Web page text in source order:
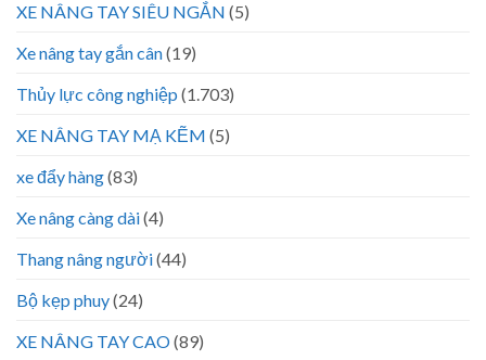
XE NÂNG TAY SIÊU NGẮN (5)
Xe nâng tay gắn cân(19)
Thủy lực công nghiệp (1.703)
XE NÂNG TAY MẠ KẼM (5)
xe đẩy hàng(83)
Xe nâng càng dài(4)
Thang nâng người(44)
Bộ kẹp phuy(24)
XE NÂNG TAY CAO(89)